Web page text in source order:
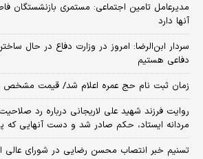
مدیرعامل تامین اجتماعی: مستمری بازنشستگان
آنها دارد
سردار ابن‌الرضا: امروز در وزارت دفاع در حال
دفاعی هستیم
زمان ثبت‌ نام حج عمره اعلام شد/ قیمت
روایت فرزند شهید علی لاریجانی درباره رد
مردانه ایستاد، حکم صادر شد و دست آنهایی که
تسنیم خبر انتصاب محسن رضایی در شورای عالی